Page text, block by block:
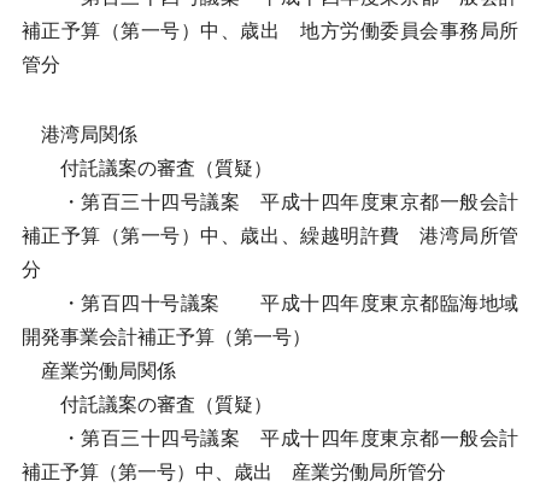
補正予算（第一号）中、歳出 地方労働委員会事務局所
管分
港湾局関係
付託議案の審査（質疑）
・第百三十四号議案 平成十四年度東京都一般会計
補正予算（第一号）中、歳出、繰越明許費 港湾局所管
分
・第百四十号議案 平成十四年度東京都臨海地域
開発事業会計補正予算（第一号）
産業労働局関係
付託議案の審査（質疑）
・第百三十四号議案 平成十四年度東京都一般会計
補正予算（第一号）中、歳出 産業労働局所管分